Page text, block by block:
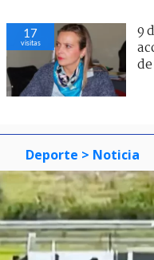
17
visitas
9
Deporte > Noticia